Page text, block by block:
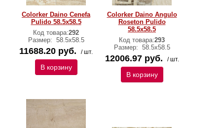
Colorker Daino Cenefa
Pulido 58.5x58.5
Код товара:292
Размер: 58.5x58.5
11688.20 руб. / шт.
В корзину
Colorker Daino Angulo
Roseton Pulido
58.5x58.5
Код товара:293
Размер: 58.5x58.5
12006.97 руб. / шт.
В корзину